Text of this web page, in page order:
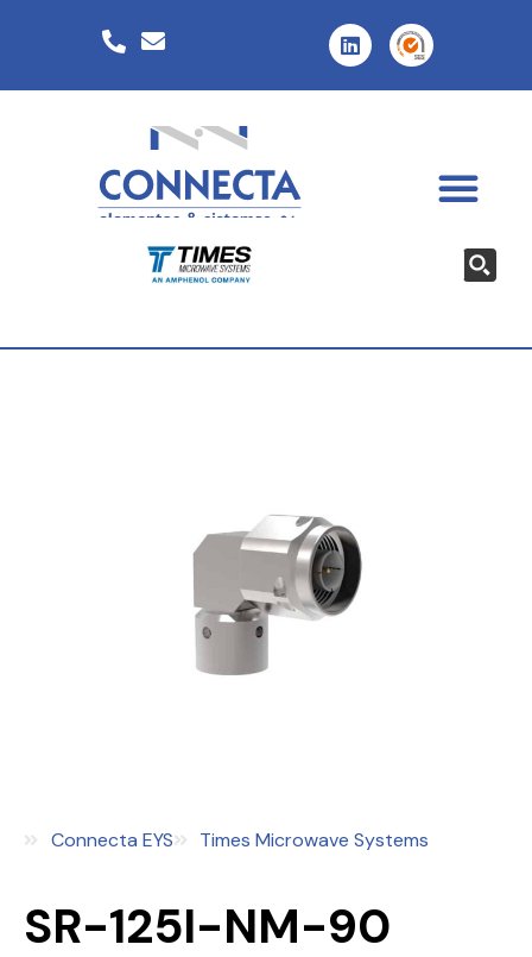
Connecta EYS Times Microwave Systems
SR-125I-NM-90